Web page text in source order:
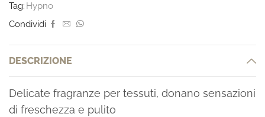
Tag: Hypno
Condividi
DESCRIZIONE
Delicate fragranze per tessuti, donano sensazioni
di freschezza e pulito